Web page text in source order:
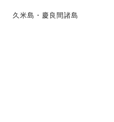
久米島・慶良間諸島